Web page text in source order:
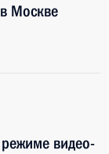
Москве
видео-